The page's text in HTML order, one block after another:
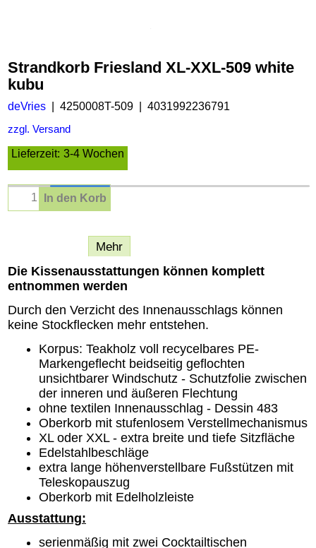
Strandkorb Friesland XL-XXL-509 white
kubu
deVries 4250008T-509 4031992236791
zzgl. Versand
Lieferzeit: 3-4 Wochen
In den Korb
Mehr
Die Kissenausstattungen können komplett
entnommen werden
Durch den Verzicht des Innenausschlags können
keine Stockflecken mehr entstehen.
Korpus: Teakholz voll recycelbares PE-
Markengeflecht beidseitig geflochten
unsichtbarer Windschutz - Schutzfolie zwischen
der inneren und äußeren Flechtung
ohne textilen Innenausschlag - Dessin 483
Oberkorb mit stufenlosem Verstellmechanismus
XL oder XXL - extra breite und tiefe Sitzfläche
Edelstahlbeschläge
extra lange höhenverstellbare Fußstützen mit
Teleskopauszug
Oberkorb mit Edelholzleiste
Ausstattung:
serienmäßig mit zwei Cocktailtischen